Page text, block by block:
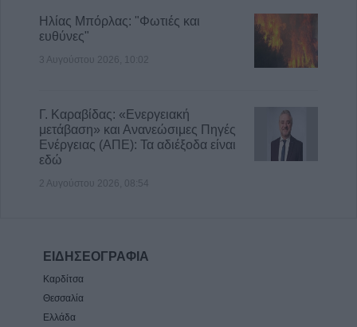
Ηλίας Μπόρλας: "Φωτιές και
ευθύνες"
3 Αυγούστου 2026, 10:02
Γ. Καραβίδας: «Ενεργειακή
μετάβαση» και Ανανεώσιμες Πηγές
Ενέργειας (ΑΠΕ): Τα αδιέξοδα είναι
εδώ
2 Αυγούστου 2026, 08:54
ΕΙΔΗΣΕΟΓΡΑΦΙΑ
Καρδίτσα
Θεσσαλία
Ελλάδα